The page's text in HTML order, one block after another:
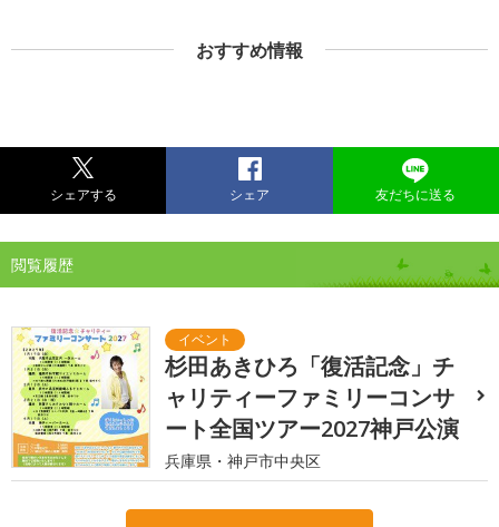
おすすめ情報
シェアする シェア 友だちに送る
閲覧履歴
杉田あきひろ「復活記念」チ
ャリティーファミリーコンサ
ート全国ツアー2027神戸公演
兵庫県・神戸市中央区